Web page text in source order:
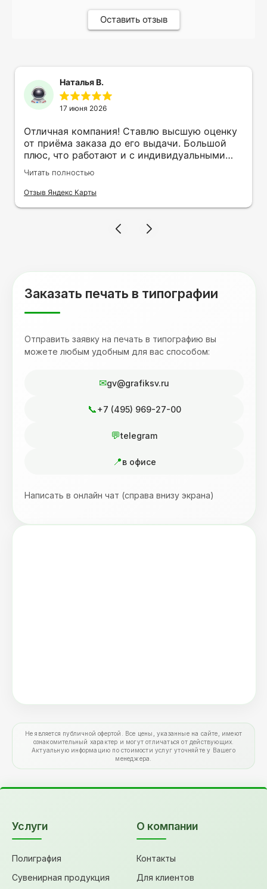
Оставить отзыв
Наталья В.
17 июня 2026
Отличная компания! Ставлю высшую оценку
от приёма заказа до его выдачи. Большой
плюс, что работают и с индивидуальными
заказами. Нелбходимо было нанести принт
на кружку в подарок. Заказ был исполнен
оперативно и ооочень красиво, даже не
терпеливость, отвечала на все мои вопросы.
Читать полностью
Отзыв Яндекс Карты
Заказать печать в типографии
Отправить заявку на печать в типографию вы
можете любым удобным для вас способом:
gv@grafiksv.ru
+7 (495) 969-27-00
telegram
в офисе
Написать в онлайн чат (справа внизу экрана)
Не является публичной офертой. Все цены, указанные на сайте, имеют
ознакомительный характер и могут отличаться от действующих.
Актуальную информацию по стоимости услуг уточняйте у Вашего
менеджера.
Услуги
Полиграфия
Сувенирная продукция
О компании
Контакты
Для клиентов